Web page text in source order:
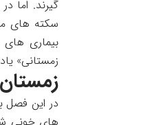
گیرند. اما
سکته های
بیماری
زمستانی»
در این فصل